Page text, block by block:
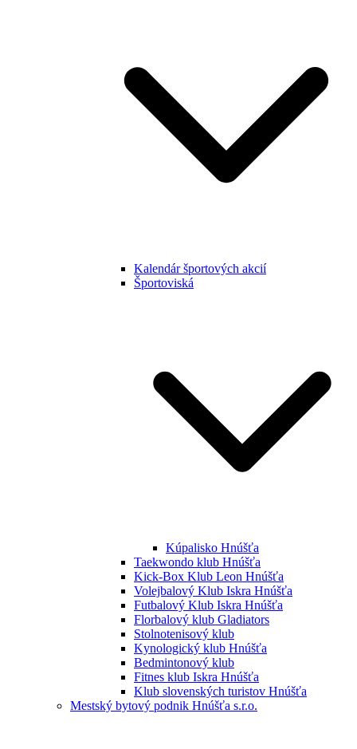
Kalendár športových akcií
Športoviská
Kúpalisko Hnúšťa
Taekwondo klub Hnúšťa
Kick-Box Klub Leon Hnúšťa
Volejbalový Klub Iskra Hnúšťa
Futbalový Klub Iskra Hnúšťa
Florbalový klub Gladiators
Stolnotenisový klub
Kynologický klub Hnúšťa
Bedmintonový klub
Fitnes klub Iskra Hnúšťa
Klub slovenských turistov Hnúšťa
Mestský bytový podnik Hnúšťa s.r.o.